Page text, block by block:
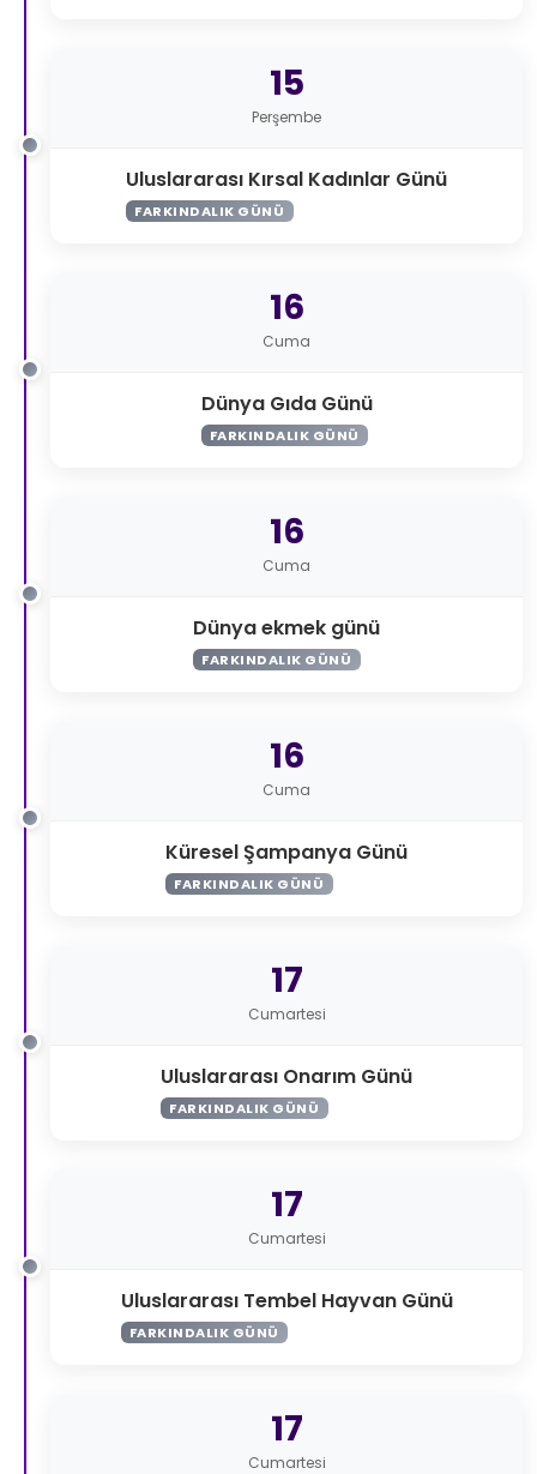
15
Perşembe
Uluslararası Kırsal Kadınlar Günü
FARKINDALIK GÜNÜ
16
Cuma
Dünya Gıda Günü
FARKINDALIK GÜNÜ
16
Cuma
Dünya ekmek günü
FARKINDALIK GÜNÜ
16
Cuma
Küresel Şampanya Günü
FARKINDALIK GÜNÜ
17
Cumartesi
Uluslararası Onarım Günü
FARKINDALIK GÜNÜ
17
Cumartesi
Uluslararası Tembel Hayvan Günü
FARKINDALIK GÜNÜ
17
Cumartesi